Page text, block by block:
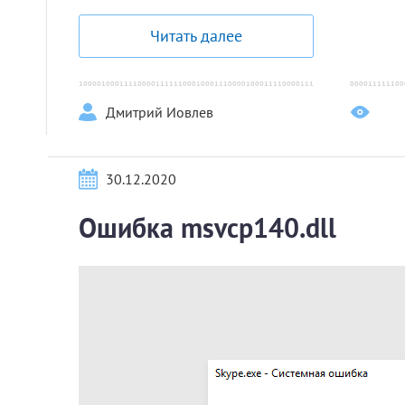
Читать далее
Дмитрий Иовлев
30.12.2020
Ошибка msvcp140.dll